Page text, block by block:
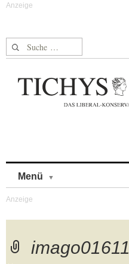
Suche nach:
Menü